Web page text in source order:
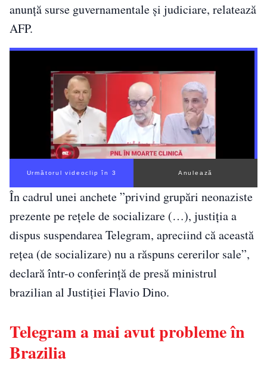
anunţă surse guvernamentale şi judiciare, relatează
AFP.
Următorul videoclip în 2 Anulează
În cadrul unei anchete ”privind grupări neonaziste
prezente pe reţele de socializare (…), justiţia a
dispus suspendarea Telegram, apreciind că această
reţea (de socializare) nu a răspuns cererilor sale”,
declară într-o conferinţă de presă ministrul
brazilian al Justiţiei Flavio Dino.
Telegram a mai avut probleme în
Brazilia